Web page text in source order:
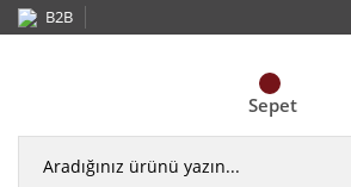
B2B
Sepet